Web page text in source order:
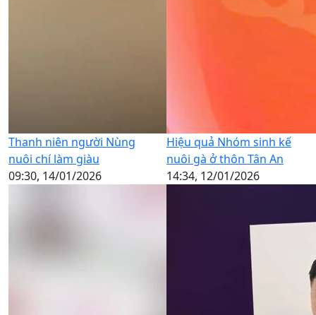
Thanh niên người Nùng
nuôi chí làm giàu
09:30, 14/01/2026
Hiệu quả Nhóm sinh kế
nuôi gà ở thôn Tân An
14:34, 12/01/2026